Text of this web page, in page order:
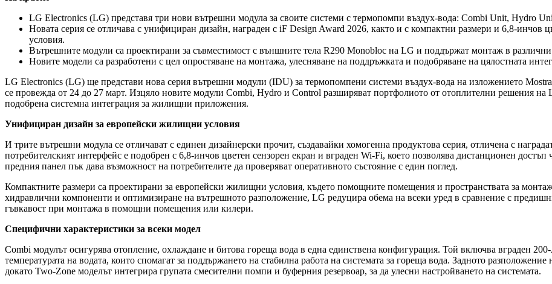
LG Electronics (LG) представя три нови вътрешни модула за своите системи с термопомпи въздух-вода: Combi Unit, Hydro
Новата серия се отличава с унифициран дизайн, награден с iF Design Award 2026, както и с компактни размери и 6,8-инчов
условия.
Вътрешните модули са проектирани за съвместимост с външните тела R290 Monobloc на LG и поддържат монтаж в
Новите модели са разработени с цел опростяване на монтажа, улесняване на поддръжката и подобряване на цялостната
LG Electronics (LG) ще представи нова серия вътрешни модули (IDU) за термопомпени системи въздух-вода на изложението
се провежда от 24 до 27 март. Изцяло новите модули Combi, Hydro и Control разширяват портфолиото от отоплителни решения
подобрена системна интеграция за жилищни приложения.
Унифициран дизайн за европейски жилищни условия
И трите вътрешни модула се отличават с единен дизайнерски прочит, създавайки хомогенна продуктова серия, отличена с
потребителският интерфейс е подобрен с 6,8-инчов цветен сензорен екран и вграден Wi-Fi, което позволява дистанционен
предния панел пък дава възможност на потребителите да проверяват оперативното състояние с един поглед.
Компактните размери са проектирани за европейски жилищни условия, където помощните помещения и пространствата за
хидравлични компоненти и оптимизиране на вътрешното разположение, LG редуцира обема на всеки уред в сравнение с
гъвкавост при монтажа в помощни помещения или килери.
Специфични характеристики за всеки модел
Combi модулът осигурява отопление, охлаждане и битова гореща вода в една единствена конфигурация. Той включва вграден
температурата на водата, които спомагат за поддържането на стабилна работа на системата за гореща вода. Задното
докато Two-Zone моделът интегрира групата смесителни помпи и буферния резервоар, за да улесни настройването на системата.